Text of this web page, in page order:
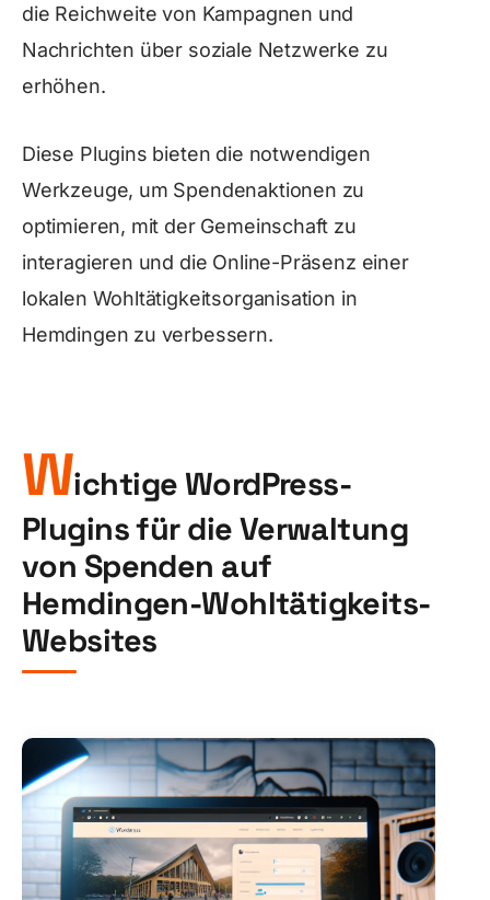
die Reichweite von Kampagnen und
Nachrichten über soziale Netzwerke zu
erhöhen.
Diese Plugins bieten die notwendigen
Werkzeuge, um Spendenaktionen zu
optimieren, mit der Gemeinschaft zu
interagieren und die Online-Präsenz einer
lokalen Wohltätigkeitsorganisation in
Hemdingen zu verbessern.
Wichtige WordPress-
Plugins für die Verwaltung
von Spenden auf
Hemdingen-Wohltätigkeits-
Websites